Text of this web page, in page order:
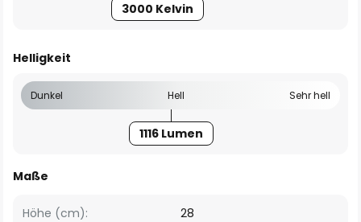
3000 Kelvin
Helligkeit
Dunkel Hell Sehr hell
1116 Lumen
Maße
Höhe (cm):
28